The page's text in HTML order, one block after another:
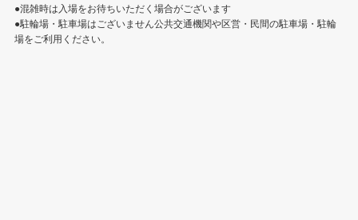
●混雑時は入場をお待ちいただく場合がございます
●駐輪場・駐車場はございません公共交通機関や区営・民間の駐車場・駐輪
場をご利用ください。